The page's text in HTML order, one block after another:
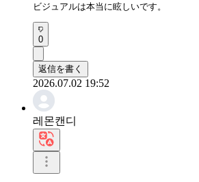
ビジュアルは本当に眩しいです。
0
返信を書く
2026.07.02 19:52
레몬캔디